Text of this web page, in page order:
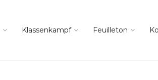
Klassenkampf Feuilleton